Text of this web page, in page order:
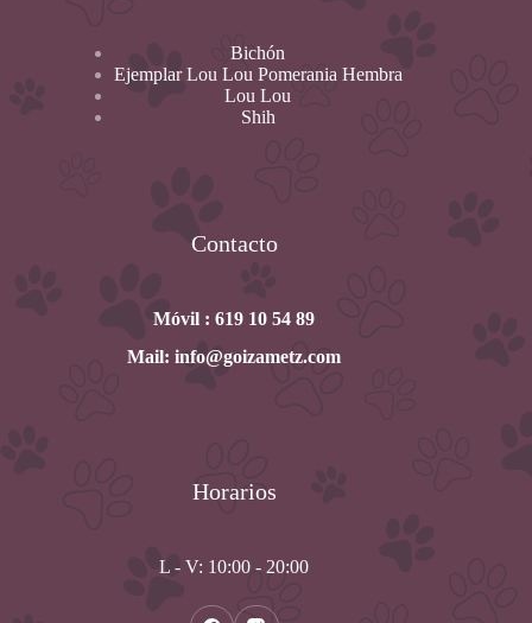
Bichón
Ejemplar Lou Lou Pomerania Hembra
Lou Lou
Shih
Contacto
Móvil : 619 10 54 89
Mail: info@goizametz.com
Horarios
L - V: 10:00 - 20:00